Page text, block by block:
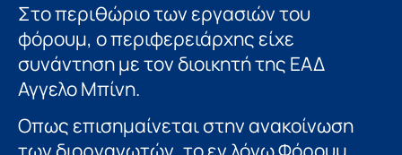
Στο περιθώριο των εργασιών του
φόρουμ, ο περιφερειάρχης είχε
συνάντηση με τον διοικητή της ΕΑΔ
Αγγελο Μπίνη.
Οπως επισημαίνεται στην ανακοίνωση